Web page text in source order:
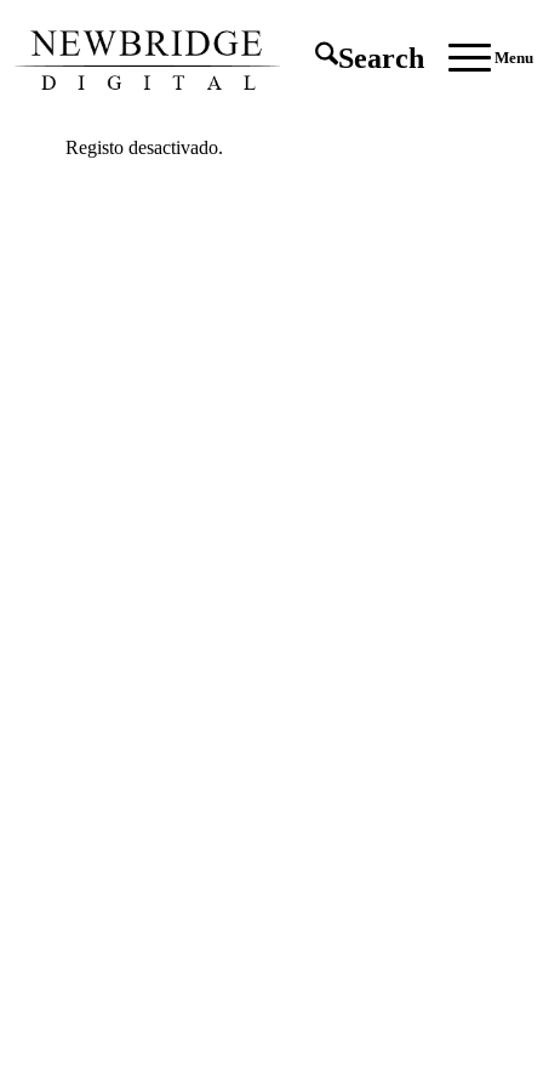
Search Menu
Registo desactivado.